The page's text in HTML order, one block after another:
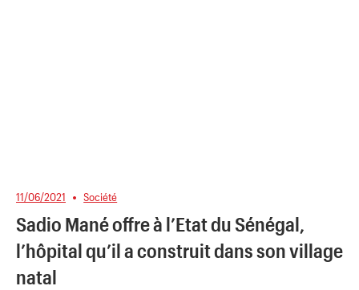
11/06/2021 Société
Sadio Mané offre à l’Etat du Sénégal,
l’hôpital qu’il a construit dans son village
natal